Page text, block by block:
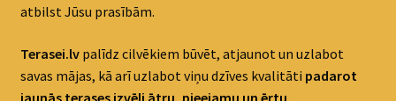
atbilst Jūsu prasībām.
Terasei.lvpalīdz cilvēkiem būvēt, atjaunot un uzlabot
savas mājas, kā arī uzlabot viņu dzīves kvalitāti padarot
jaunās terases izvēli ātru, pieejamu un ērtu.